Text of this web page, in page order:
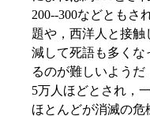
200--300などともさ
題や，西洋人と接触
減して死語も多くな
るのが難しいよう
5万人ほどとされ，
ほとんどが消滅の危